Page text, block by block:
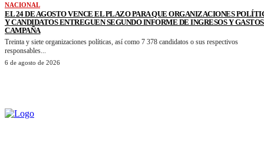
NACIONAL
EL 24 DE AGOSTO VENCE EL PLAZO PARA QUE ORGANIZACIONES
Y CANDIDATOS ENTREGUEN SEGUNDO INFORME DE INGRESOS Y
CAMPAÑA
Treinta y siete organizaciones políticas, así como 7 378 candidatos o sus respectivos
responsables...
6 de agosto de 2026